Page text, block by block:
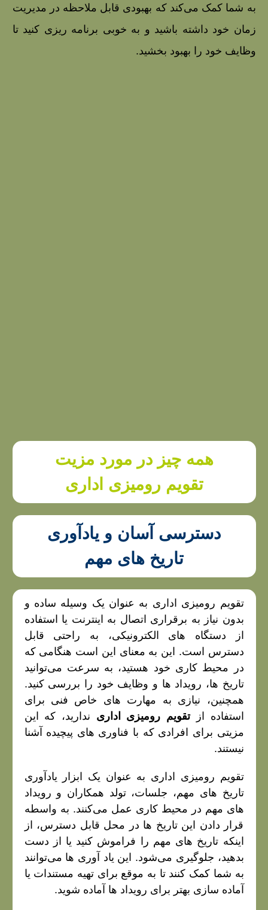
به شما کمک می‌کند که بهبودی قابل‌ ملاحظه در مدیریت
زمان خود داشته باشید و به خوبی برنامه‌ ریزی کنید تا
وظایف خود را بهبود بخشید.
همه چیز در مورد مزیت
تقویم رومیزی اداری
دسترسی آسان و یادآوری
تاریخ‌ های مهم
تقویم‌ رومیزی اداری به عنوان یک وسیله ساده و
بدون نیاز به برقراری اتصال به اینترنت یا استفاده
از دستگاه‌ های الکترونیکی، به راحتی قابل
دسترس است. این به معنای این است هنگامی که
در محیط کاری خود هستید، به سرعت می‌توانید
تاریخ‌ ها، رویداد ها و وظایف خود را بررسی کنید.
همچنین، نیازی به مهارت‌ های خاص فنی برای
استفاده ازتقویم رومیزی اداری ندارید، که این
مزیتی برای افرادی که با فناوری‌ های پیچیده آشنا
نیستند.
تقویم رومیزی اداری به عنوان یک ابزار یادآوری
تاریخ‌ های مهم، جلسات، تولد همکاران و رویداد
های مهم در محیط کاری عمل می‌کنند. به واسطه
قرار دادن این تاریخ‌ ها در محل قابل دسترس، از
اینکه تاریخ‌ های مهم را فراموش کنید یا از دست
بدهید، جلوگیری می‌شود. این یاد آوری‌ ها می‌توانند
به شما کمک کنند تا به موقع برای تهیه مستندات یا
آماده‌ سازی بهتر برای رویداد ها آماده شوید.